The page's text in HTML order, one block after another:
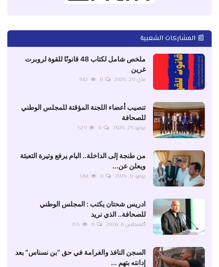
📰 المشاركات الشعبية
ملخص شامل لكتاب 48 قانونًا للقوة لروبرت
غرين
ماي 29, 2025
0
942
تنصيب أعضاء اللجنة المؤقتة للمجلس الوطني
للصحافة
يوليو 25, 2026
0
529
من طنجة إلى الداخلة.. البام يرفع وتيرة التعبئة
ويعلن عن...
يوليو 11, 2026
0
384
ادريس شحتان يكتب : المجلس الوطني
للصحافة.. الذي نريد
أغسطس 6, 2026
0
155
السجن النافذ والغرامة في حق "بن نسناس" بعد
إدانته بتهم ...